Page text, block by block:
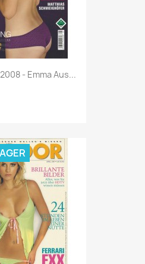
- Emma Aus...